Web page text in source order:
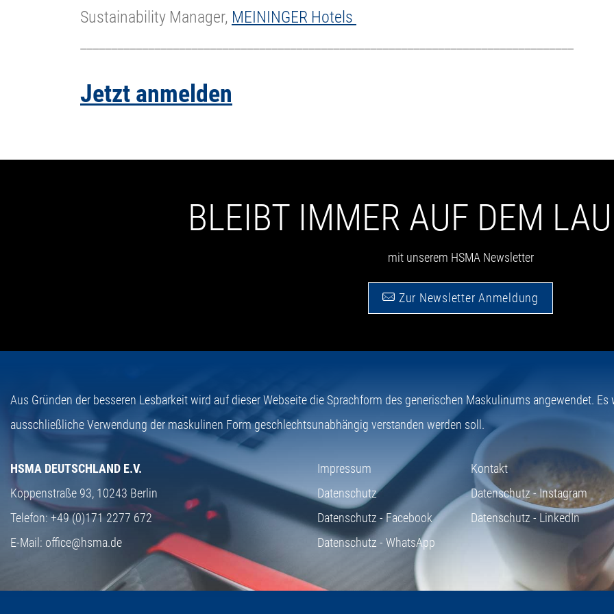
Sustainability Manager, MEININGER Hotels
Jetzt anmelden
BLEIBT IMMER AUF DEM
mit unserem HSMA Newsletter
Zur Newsletter Anmeldung
Aus Gründen der besseren Lesbarkeit wird auf dieser Webseite die Sprachform des generischen Maskulinums angewendet.
ausschließliche Verwendung der maskulinen Form geschlechtsunabhängig verstanden werden soll.
HSMA DEUTSCHLAND E.V.
Koppenstraße 93, 10243 Berlin
Telefon:+49 (0)171 2277 672
E-Mail: office@hsma.de
Impressum
Kontakt
Datenschutz
Datenschutz - Instagram
Datenschutz - Facebook
Datenschutz - LinkedIn
Datenschutz - WhatsApp